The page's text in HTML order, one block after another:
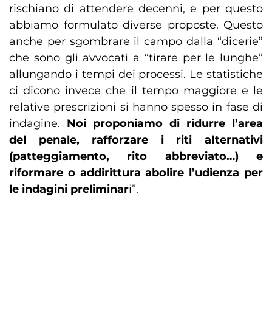
rischiano di attendere decenni, e per questo
abbiamo formulato diverse proposte. Questo
anche per sgombrare il campo dalla “dicerie”
che sono gli avvocati a “tirare per le lunghe”
allungando i tempi dei processi. Le statistiche
ci dicono invece che il tempo maggiore e le
relative prescrizioni si hanno spesso in fase di
indagine. Noi proponiamo di ridurre l’area
del penale, rafforzare i riti alternativi
(patteggiamento, rito abbreviato…) e
riformare o addirittura abolire l’udienza per
le indagini preliminari”.